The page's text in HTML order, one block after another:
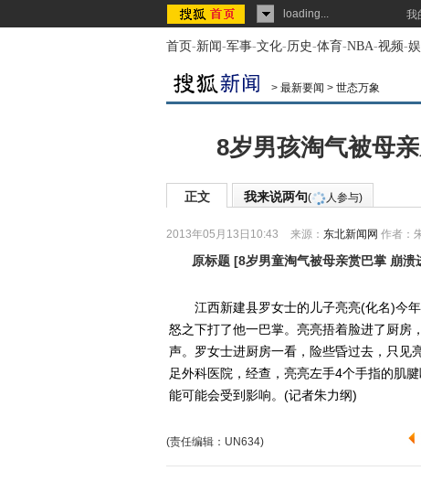
loading... 我
首页-新闻-军事-文化-历史-体育-NBA-视频-
> 最新要闻 > 世态万象
8岁男孩淘气被母
正文 我来说两句( 人参与)
2013年05月13日10:43 来源： 东北新闻网 作者：
原标题 [8岁男童淘气被母亲赏巴掌 崩溃
江西新建县罗女士的儿子亮亮(化名)今年
怒之下打了他一巴掌。亮亮捂着脸进了厨房
声。罗女士进厨房一看，险些昏过去，只见
足外科医院，经查，亮亮左手4个手指的肌
能可能会受到影响。(记者朱力纲)
(责任编辑：UN634)